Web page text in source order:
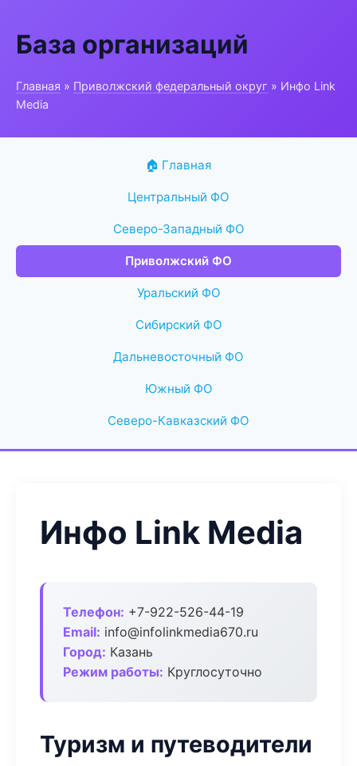
База организаций
Главная » Приволжский федеральный округ » Инфо Link
Media
🏠 Главная
Центральный ФО
Северо-Западный ФО
Приволжский ФО
Уральский ФО
Сибирский ФО
Дальневосточный ФО
Южный ФО
Северо-Кавказский ФО
Инфо Link Media
Телефон: +7-922-526-44-19
Email: info@infolinkmedia670.ru
Город: Казань
Режим работы: Круглосуточно
Туризм и путеводители